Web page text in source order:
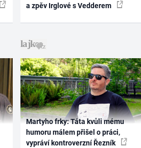
a zpěv Irglové s Vedderem
Martyho frky: Táta kvůli mému
humoru málem přišel o práci,
vypráví kontroverzní Řezník